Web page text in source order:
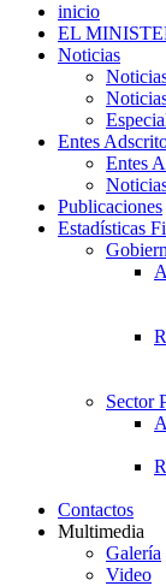
inicio
EL
Noticias
Entes
Entes
Publicaciones
Estadísticas
Sector
Contactos
Multimedia
Galería
Video